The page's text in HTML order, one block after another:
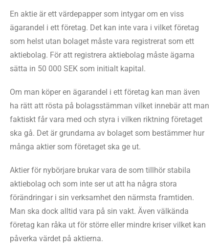
En aktie är ett värdepapper som intygar om en viss
ägarandel i ett företag. Det kan inte vara i vilket företag
som helst utan bolaget måste vara registrerat som ett
aktiebolag. För att registrera aktiebolag måste ägarna
sätta in 50 000 SEK som initialt kapital.
Om man köper en ägarandel i ett företag kan man även
ha rätt att rösta på bolagsstämman vilket innebär att man
faktiskt får vara med och styra i vilken riktning företaget
ska gå. Det är grundarna av bolaget som bestämmer hur
många aktier som företaget ska ge ut.
Aktier för nybörjare brukar vara de som tillhör stabila
aktiebolag och som inte ser ut att ha några stora
förändringar i sin verksamhet den närmsta framtiden.
Man ska dock alltid vara på sin vakt. Även välkända
företag kan råka ut för större eller mindre kriser vilket kan
påverka värdet på aktierna.